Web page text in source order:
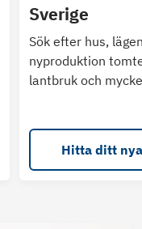
Sverige
Sök efter hus,
nyproduktion
lantbruk och
Hitta ditt